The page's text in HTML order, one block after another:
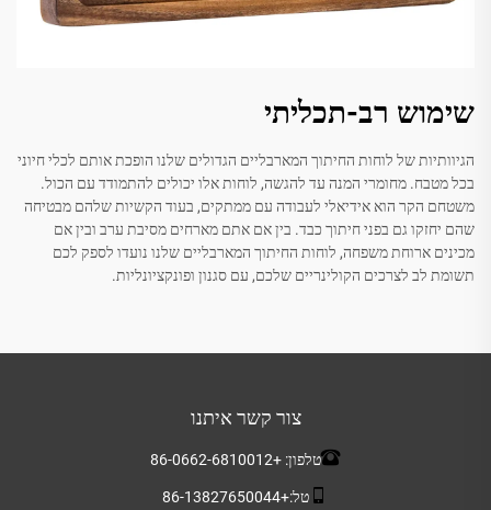
שימוש רב-תכליתי
הגיוותיות של לוחות החיתוך המארבליים הגדולים שלנו הופכת אותם לכלי חיוני
בכל מטבח. מחומרי המנה עד להגשה, לוחות אלו יכולים להתמודד עם הכול.
משטחם הקר הוא אידיאלי לעבודה עם ממתקים, בעוד הקשיות שלהם מבטיחה
שהם יחזקו גם בפני חיתוך כבד. בין אם אתם מארחים מסיבת ערב ובין אם
מכינים ארוחת משפחה, לוחות החיתוך המארבליים שלנו נועדו לספק לכם
תשומת לב לצרכים הקולינריים שלכם, עם סגנון ופונקציונליות.
צור קשר איתנו
טלפון: +86-0662-6810012
טל:+86-13827650044